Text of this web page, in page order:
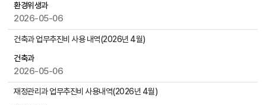
일
등
환경위생과
2026-05-06
건축과 업무추진비 사용 내역(2026년 4월)
건축과
2026-05-06
재정관리과 업무추진비 사용내역(2026년 4월)